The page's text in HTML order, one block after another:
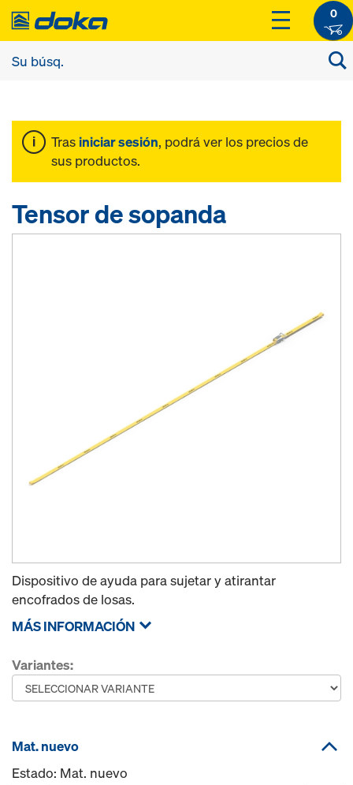
0
Tras iniciar sesión, podrá ver los precios de
sus productos.
Tensor de sopanda
Dispositivo de ayuda para sujetar y atirantar
encofrados de losas.
MÁS INFORMACIÓN
Variantes:
Mat. nuevo
Estado: Mat. nuevo